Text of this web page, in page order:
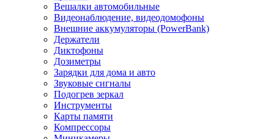
Вешалки автомобильные
Видеонаблюдение, видеодомофоны
Внешние аккумуляторы (PowerBank)
Держатели
Диктофоны
Дозиметры
Зарядки для дома и авто
Звуковые сигналы
Подогрев зеркал
Инструменты
Карты памяти
Компрессоры